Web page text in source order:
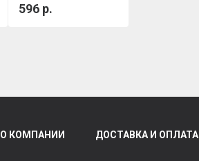
596 р.
О КОМПАНИИ ДОСТАВКА И ОПЛАТА